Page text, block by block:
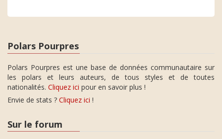
Polars Pourpres
Polars Pourpres est une base de données communautaire sur
les polars et leurs auteurs, de tous styles et de toutes
nationalités. Cliquez ici pour en savoir plus !
Envie de stats ? Cliquez ici !
Sur le forum